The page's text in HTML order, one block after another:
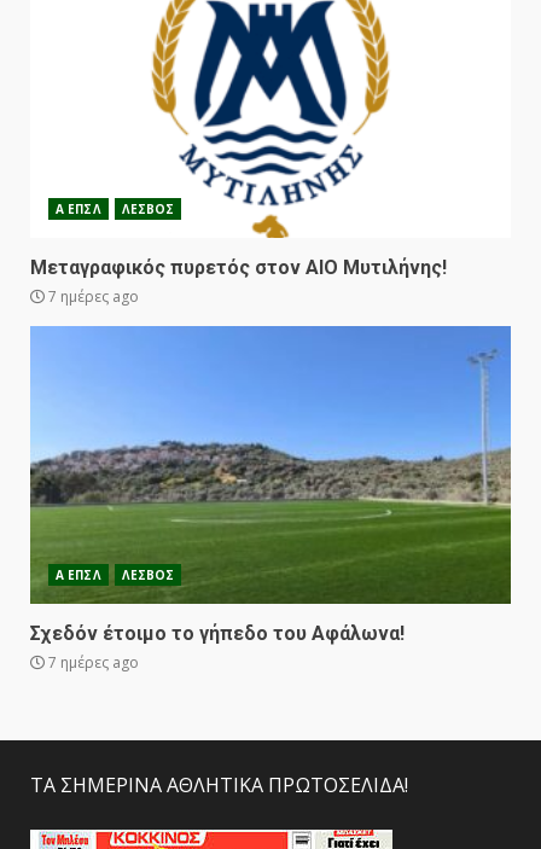
Α ΕΠΣΛ ΛΕΣΒΟΣ
Μεταγραφικός πυρετός στον ΑΙΟ Μυτιλήνης!
7 ημέρες ago
Α ΕΠΣΛ ΛΕΣΒΟΣ
Σχεδόν έτοιμο το γήπεδο του Αφάλωνα!
7 ημέρες ago
ΤΑ ΣΗΜΕΡΙΝΑ ΑΘΛΗΤΙΚΑ ΠΡΩΤΟΣΕΛΙΔΑ!